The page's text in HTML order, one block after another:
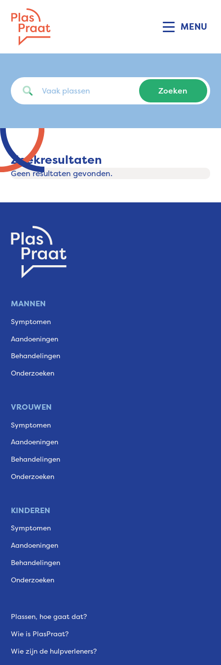
MENU
Zoekresultaten
Geen resultaten gevonden.
MANNEN
Symptomen
Aandoeningen
Behandelingen
Onderzoeken
VROUWEN
Symptomen
Aandoeningen
Behandelingen
Onderzoeken
KINDEREN
Symptomen
Aandoeningen
Behandelingen
Onderzoeken
Plassen, hoe gaat dat?
Wie is PlasPraat?
Wie zijn de hulpverleners?